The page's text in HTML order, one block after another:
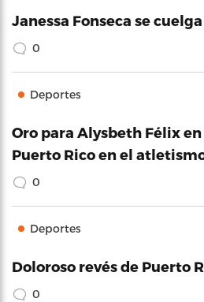
Janessa Fonseca se
0
Deportes
Oro para Alysbeth Félix
Puerto Rico en el
0
Deportes
Doloroso revés de Puerto
0